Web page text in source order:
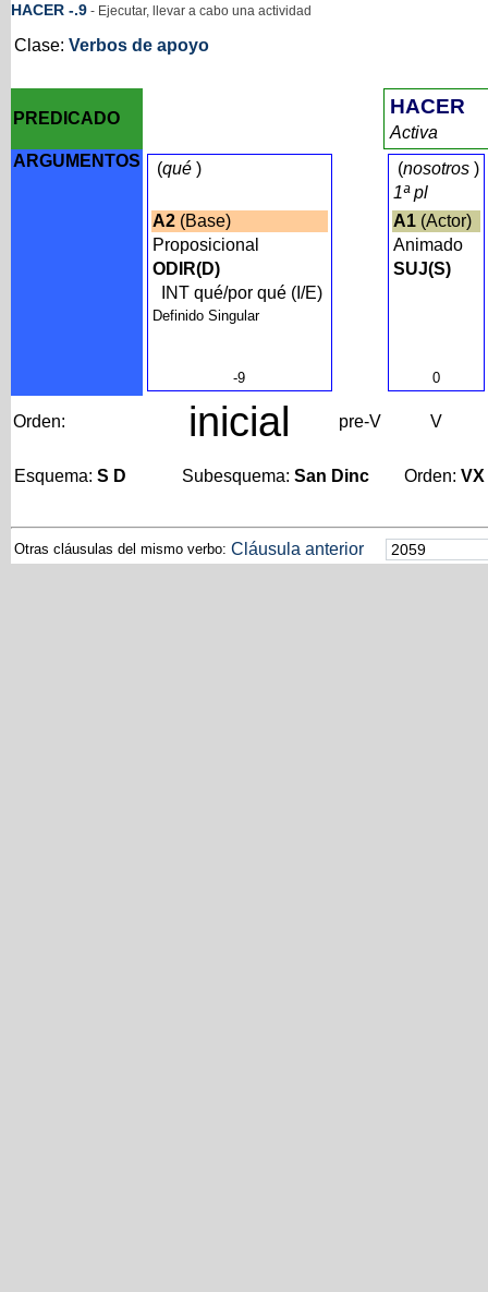
HACER -.9- Ejecutar, llevar a cabo una actividad
Clase: Verbos de apoyo
PREDICADO
HACER
Activa
ARGUMENTOS
(qué)
A2(Base)
Proposicional
ODIR(D)
INT qué/por qué (I/E)
Definido Singular
-9
(nosotros)
1ª pl
A1(Actor)
Animado
SUJ(S)
0
Orden: inicial pre-V V
Esquema: S D Subesquema: San Dinc Orden: VX
Otras cláusulas del mismo verbo: Cláusula anterior